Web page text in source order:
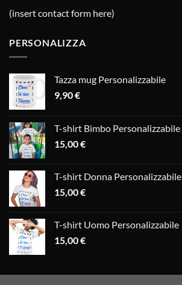
(insert contact form here)
PERSONALIZZA
Tazza mug Personalizzabile
9,90€
T-shirt Bimbo Personalizzabile
15,00€
T-shirt Donna Personalizzabile
15,00€
T-shirt Uomo Personalizzabile
15,00€